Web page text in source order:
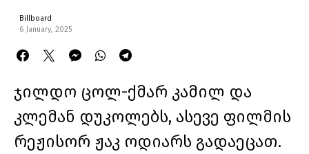
Billboard
6 January, 2025
ჯილდო ცოლ-ქმარ კამილ და
კლემან დუკოლებს, ასევე ფილმის
რეჟისორ ჟაკ ოდიარს გადაეცათ.